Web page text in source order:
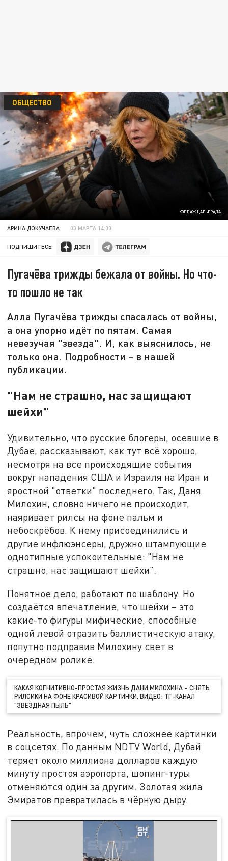
КОЛЛАЖ ЦАРЬГРАДА
ОБЩЕСТВО
АРИНА ДОКУЧАЕВА 03 МАРТА 14:00
ПОДПИШИТЕСЬ:
Пугачёва трижды бежала от войны. Но что-
то пошло не так
Алла Пугачёва трижды спасалась от войны,
а она упорно идёт по пятам. Самая
невезучая "звезда". И, как выяснилось, не
только она. Подробности – в нашей
публикации.
"Нам не страшно, нас защищают
шейхи"
Удивительно, что русские блогеры, осевшие в
Дубае, рассказывают, как тут всё хорошо,
несмотря на все происходящие события
вокруг нападения США и Израиля на Иран и
яростной "ответки" последнего. Так, Даня
Милохин, словно ничего не происходит,
наяривает рилсы на фоне пальм и
небоскрёбов. К нему присоединились и
другие инфлюэнсеры, дружно штампующие
однотипные успокоительные: "Нам не
страшно, нас защищают шейхи".
Понятное дело, работают по шаблону. Но
создаётся впечатление, что шейхи – это
какие-то фигуры мифические, способные
одной левой отразить баллистическую атаку,
попутно подправив Милохину свет в
очередном ролике.
КАКАЯ КОГНИТИВНО-ПРОСТАЯ ЖИЗНЬ ДАНИ МИЛОХИНА – СНЯТЬ
РИЛСИКИ НА ФОНЕ КРАСИВОЙ КАРТИНКИ. ВИДЕО: ТГ-КАНАЛ
"ЗВЁЗДНАЯ ПЫЛЬ"
Реальность, впрочем, чуть сложнее картинки
в соцсетях. По данным NDTV World, Дубай
теряет около миллиона долларов каждую
минуту простоя аэропорта, шопинг-туры
отменяются один за другим. Золотая жила
Эмиратов превратилась в чёрную дыру.